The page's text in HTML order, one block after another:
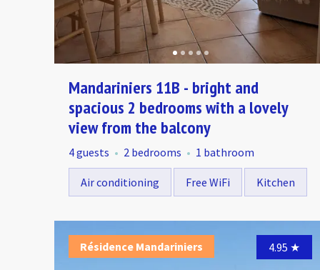
Mandariniers 11B - bright and
spacious 2 bedrooms with a lovely
view from the balcony
4 guests 2 bedrooms 1 bathroom
Air conditioning Free WiFi Kitchen
Résidence Mandariniers 4.95 ★